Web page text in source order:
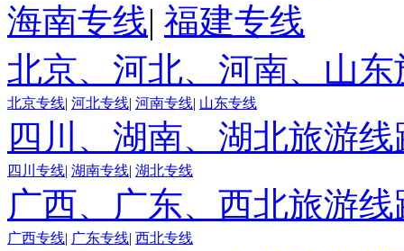
海南专线| 福建专线
北京、河北、河南、山
北京专线| 河北专线| 河南专线| 山东专线
四川、湖南、湖北旅游线
四川专线| 湖南专线| 湖北专线
广西、广东、西北旅游线
广西专线| 广东专线| 西北专线